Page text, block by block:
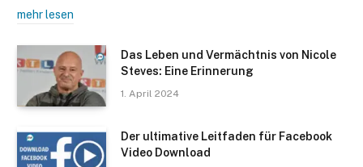
mehr lesen
Das Leben und Vermächtnis von Nicole
Steves: Eine Erinnerung
1. April 2024
Der ultimative Leitfaden für Facebook
Video Download